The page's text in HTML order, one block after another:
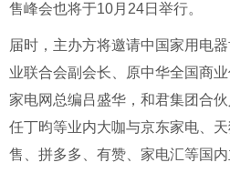
售峰会也将于10月24日举行。
届时，主办方将邀请中国家用电
业联合会副会长、原中华全国商
家电网总编吕盛华，和君集团合
任丁昀等业内大咖与京东家电、
售、拼多多、有赞、家电汇等国内